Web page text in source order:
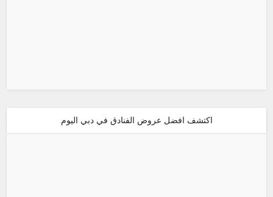
اكتشف افضل عروض الفنادق في دبي اليوم